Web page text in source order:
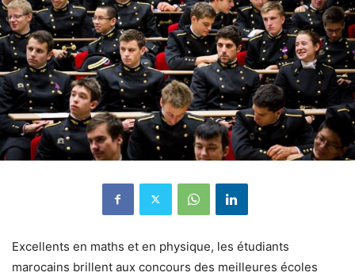
Excellents en maths et en physique, les étudiants
marocains brillent aux concours des meilleures écoles